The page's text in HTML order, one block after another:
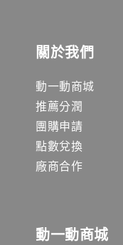
關於我們
動一動商城
推薦分潤
團購申請
點數兌換
廠商合作
動一動商城